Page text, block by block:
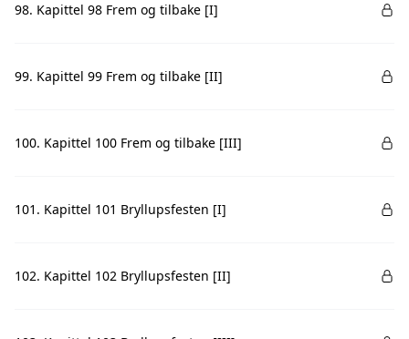
98. Kapittel 98 Frem og tilbake [I]
99. Kapittel 99 Frem og tilbake [II]
100. Kapittel 100 Frem og tilbake [III]
101. Kapittel 101 Bryllupsfesten [I]
102. Kapittel 102 Bryllupsfesten [II]